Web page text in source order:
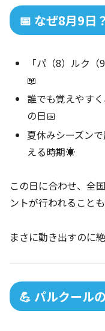
📅 なぜ8月9日？
「パ（8）ルク
📖
誰でも覚えやす
の日📅
夏休みシーズン
える時期☀️
この日に合わせ、全
ントが行われることも
まさに動き出すのに
💪 パルクール